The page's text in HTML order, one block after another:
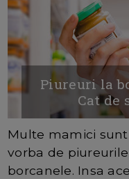
Piureuri la
Cat de
Multe mamici
vorba de
borcanele. Insa